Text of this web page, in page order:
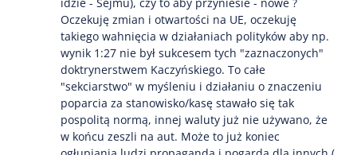
Oczekuję zmian i otwartości na UE, oczekuję
takiego wahnięcia w działaniach polityków aby np.
wynik 1:27 nie był sukcesem tych "zaznaczonych"
doktrynerstwem Kaczyńskiego. To całe
"sekciarstwo" w myśleniu i działaniu o znaczeniu
poparcia za stanowisko/kasę stawało się tak
pospolitą normą, innej waluty już nie używano, że
w końcu zeszli na aut. Może to już koniec